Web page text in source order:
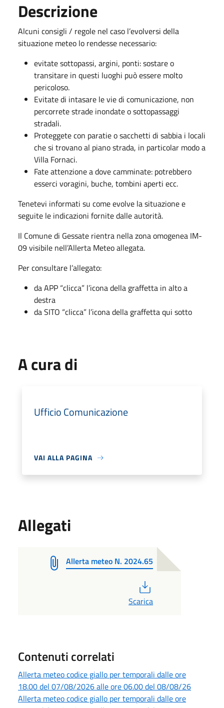
Descrizione
Alcuni consigli / regole nel caso l’evolversi della
situazione meteo lo rendesse necessario:
evitate sottopassi, argini, ponti: sostare o
transitare in questi luoghi può essere molto
pericoloso.
Evitate di intasare le vie di comunicazione, non
percorrete strade inondate o sottopassaggi
stradali.
Proteggete con paratie o sacchetti di sabbia i locali
che si trovano al piano strada, in particolar modo a
Villa Fornaci.
Fate attenzione a dove camminate: potrebbero
esserci voragini, buche, tombini aperti ecc.
Tenetevi informati su come evolve la situazione e
seguite le indicazioni fornite dalle autorità.
Il Comune di Gessate rientra nella zona omogenea IM-
09 visibile nell’Allerta Meteo allegata.
Per consultare l’allegato:
da APP “clicca” l’icona della graffetta in alto a
destra
da SITO “clicca” l’icona della graffetta qui sotto
A cura di
Ufficio Comunicazione
VAI ALLA PAGINA
Allegati
Allerta meteo N. 2024.65
Scarica
Contenuti correlati
Allerta meteo codice giallo per temporali dalle ore
18.00 del 07/08/2026 alle ore 06.00 del 08/08/26
Allerta meteo codice giallo per temporali dalle ore